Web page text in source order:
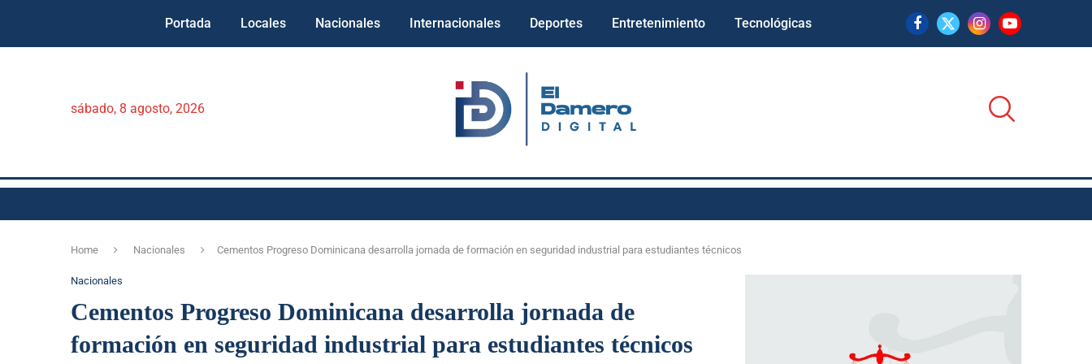
Portada Locales Nacionales Internacionales Deportes Entretenimiento Tecnológicas
sábado, 8 agosto, 2026
Home Nacionales Cementos Progreso Dominicana desarrolla jornada de formación en seguridad industrial para estudiantes técnicos
Nacionales
Cementos Progreso Dominicana desarrolla jornada de
formación en seguridad industrial para estudiantes técnicos